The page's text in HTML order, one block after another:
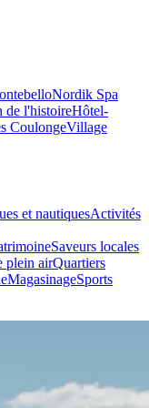
Nordik Spa
de l'histoireHôtel-
CoulongeVillage
et nautiquesActivités
Saveurs locales
plein airQuartiers
MagasinageSports